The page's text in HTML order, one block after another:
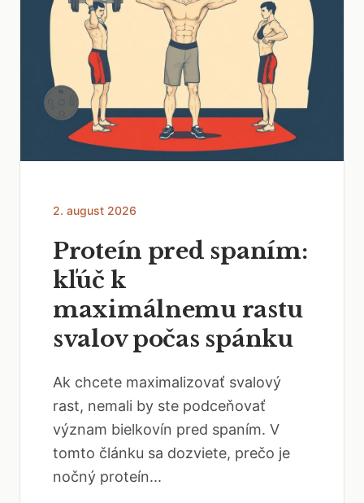
2. august 2026
Proteín pred spaním:
kľúč k
maximálnemu rastu
svalov počas spánku
Ak chcete maximalizovať svalový
rast, nemali by ste podceňovať
význam bielkovín pred spaním. V
tomto článku sa dozviete, prečo je
nočný proteín...